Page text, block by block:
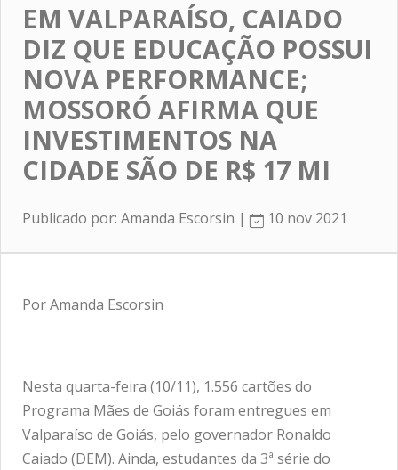
EM VALPARAÍSO, CAIADO
DIZ QUE EDUCAÇÃO POSSUI
NOVA PERFORMANCE;
MOSSORÓ AFIRMA QUE
INVESTIMENTOS NA
CIDADE SÃO DE R$ 17 MI
Publicado por: Amanda Escorsin | 10 nov 2021
Por Amanda Escorsin
Nesta quarta-feira (10/11), 1.556 cartões do
Programa Mães de Goiás foram entregues em
Valparaíso de Goiás, pelo governador Ronaldo
Caiado (DEM). Ainda, estudantes da 3ª série do